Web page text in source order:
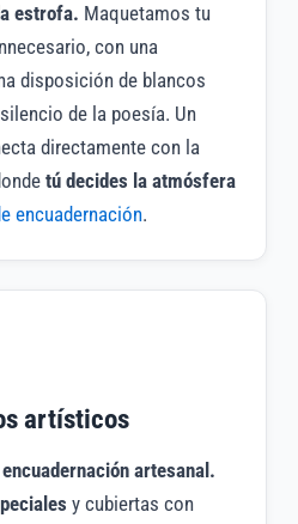
estrofa. Maquetamos tu
con una
disposición de blancos
de la poesía. Un
directamente con la
tú decides la atmósfera
encuadernación.
artísticos
artesanal.
y cubiertas con